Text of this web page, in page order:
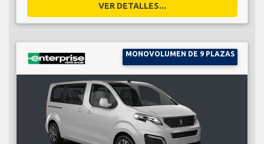
VER DETALLES...
MONOVOLUMEN DE 9 PLAZAS